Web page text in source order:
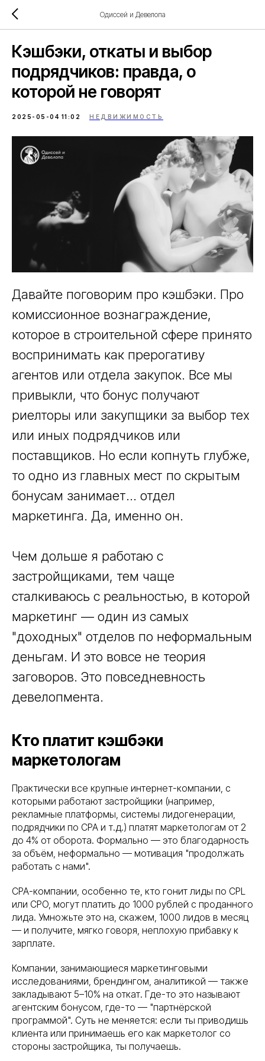
Одиссей и Девелопа
Кэшбэки, откаты и выбор
подрядчиков: правда, о
которой не говорят
2025-05-04 11:02 НЕДВИЖИМОСТЬ
Давайте поговорим про кэшбэки. Про
комиссионное вознаграждение,
которое в строительной сфере принято
воспринимать как прерогативу
агентов или отдела закупок. Все мы
привыкли, что бонус получают
риелторы или закупщики за выбор тех
или иных подрядчиков или
поставщиков. Но если копнуть глубже,
то одно из главных мест по скрытым
бонусам занимает… отдел
маркетинга. Да, именно он.
Чем дольше я работаю с
застройщиками, тем чаще
сталкиваюсь с реальностью, в которой
маркетинг — один из самых
"доходных" отделов по неформальным
деньгам. И это вовсе не теория
заговоров. Это повседневность
девелопмента.
Кто платит кэшбэки
маркетологам
Практически все крупные интернет-компании, с
которыми работают застройщики (например,
рекламные платформы, системы лидогенерации,
подрядчики по CPA и т.д.) платят маркетологам от 2
до 4% от оборота. Формально — это благодарность
за объём, неформально — мотивация "продолжать
работать с нами".
CPA-компании, особенно те, кто гонит лиды по CPL
или CPO, могут платить до 1000 рублей с проданного
лида. Умножьте это на, скажем, 1000 лидов в месяц
— и получите, мягко говоря, неплохую прибавку к
зарплате.
Компании, занимающиеся маркетинговыми
исследованиями, брендингом, аналитикой — также
закладывают 5–10% на откат. Где-то это называют
агентским бонусом, где-то — "партнёрской
программой". Суть не меняется: если ты приводишь
клиента или принимаешь его как маркетолог со
стороны застройщика, ты получаешь.